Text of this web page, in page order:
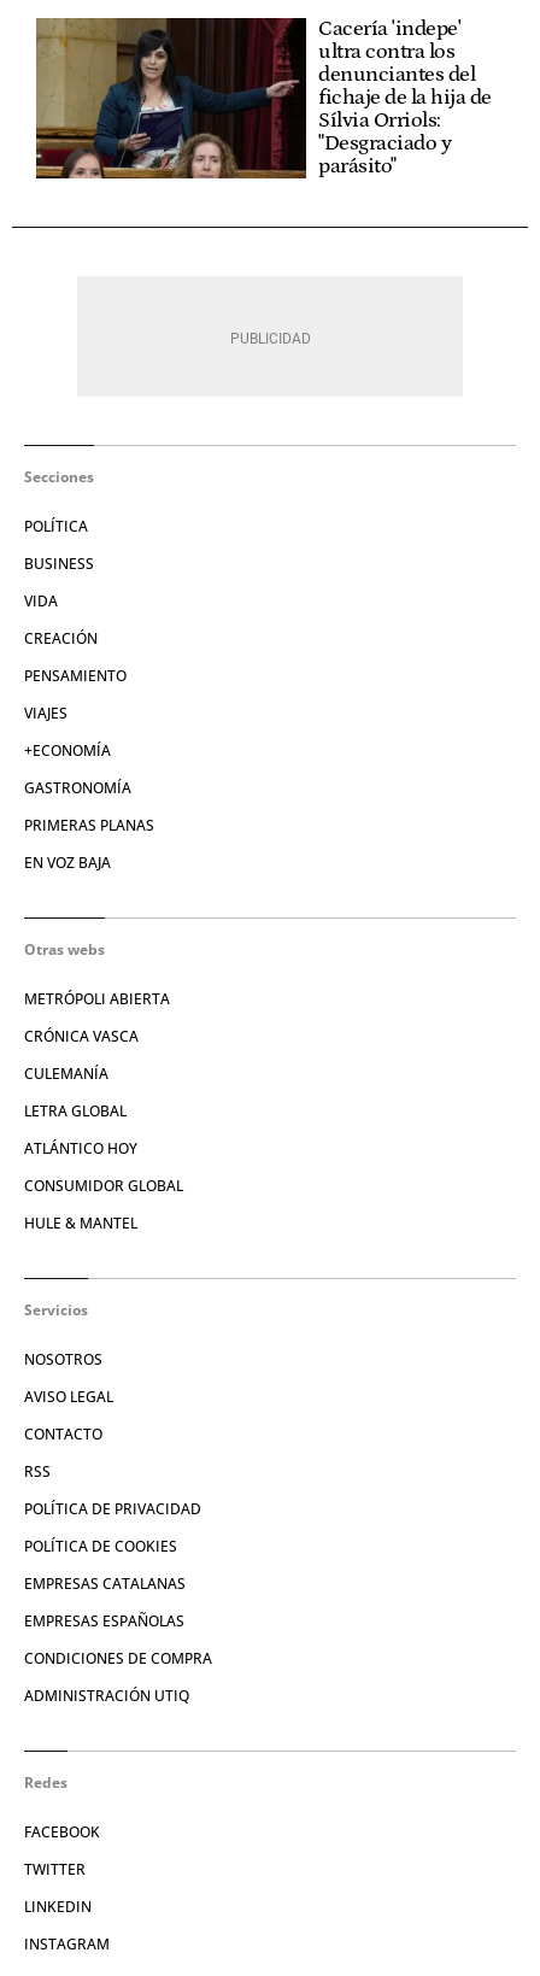
Cacería 'indepe'
ultra contra los
denunciantes del
fichaje de la hija de
Sílvia Orriols:
"Desgraciado y
parásito"
Secciones
POLÍTICA
BUSINESS
VIDA
CREACIÓN
PENSAMIENTO
VIAJES
+ECONOMÍA
GASTRONOMÍA
PRIMERAS PLANAS
EN VOZ BAJA
Otras webs
METRÓPOLI ABIERTA
CRÓNICA VASCA
CULEMANÍA
LETRA GLOBAL
ATLÁNTICO HOY
CONSUMIDOR GLOBAL
HULE & MANTEL
Servicios
NOSOTROS
AVISO LEGAL
CONTACTO
RSS
POLÍTICA DE PRIVACIDAD
POLÍTICA DE COOKIES
EMPRESAS CATALANAS
EMPRESAS ESPAÑOLAS
CONDICIONES DE COMPRA
ADMINISTRACIÓN UTIQ
Redes
FACEBOOK
TWITTER
LINKEDIN
INSTAGRAM